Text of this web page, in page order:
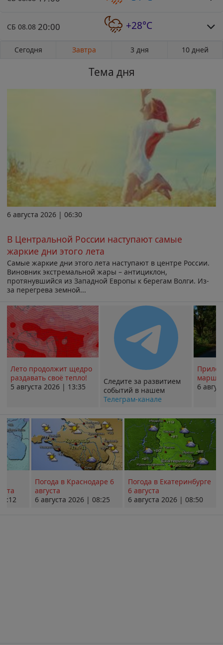
СБ 08.08 20:00 +28°C
Сегодня Завтра 3 дня 10 дней
Тема дня
6 августа 2026 | 06:30
В Центральной России наступают самые
жаркие дни этого лета
Самые жаркие дни этого лета наступают в центре России.
Виновник экстремальной жары – антициклон,
протянувшийся из Западной Европы к берегам Волги. Из-
за перегрева земной...
Лето продолжит щедро
раздавать своё тепло!
5 августа 2026 | 13:35
Следите за развитием
событий в нашем
Телеграм-канале
6
Погода в Краснодаре 6
августа
6 августа 2026 | 08:25
Погода в Екатеринбурге
6 августа
6 августа 2026 | 08:50